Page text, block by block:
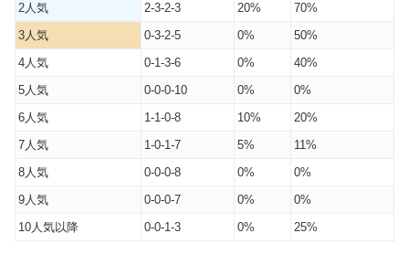
2人気
2-3-2-3 20%
70%
3人気
0-3-2-5 0%
50%
4人気
0-1-3-6 0%
40%
5人気
0-0-0-10 0%
0%
6人気
1-1-0-8 10%
20%
7人気
1-0-1-7 5%
11%
8人気
0-0-0-8 0%
0%
9人気
0-0-0-7 0%
0%
10人気以降
0-0-1-3 0% 25%